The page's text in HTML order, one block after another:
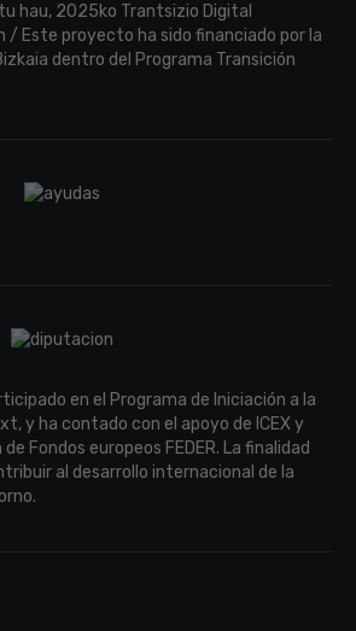
hau, 2025ko Trantsizio Digital
/ Este proyecto ha sido financiado por la
dentro del Programa Transición
en el Programa de Iniciación a la
y ha contado con el apoyo de ICEX y
Fondos europeos FEDER. La finalidad
al desarrollo internacional de la